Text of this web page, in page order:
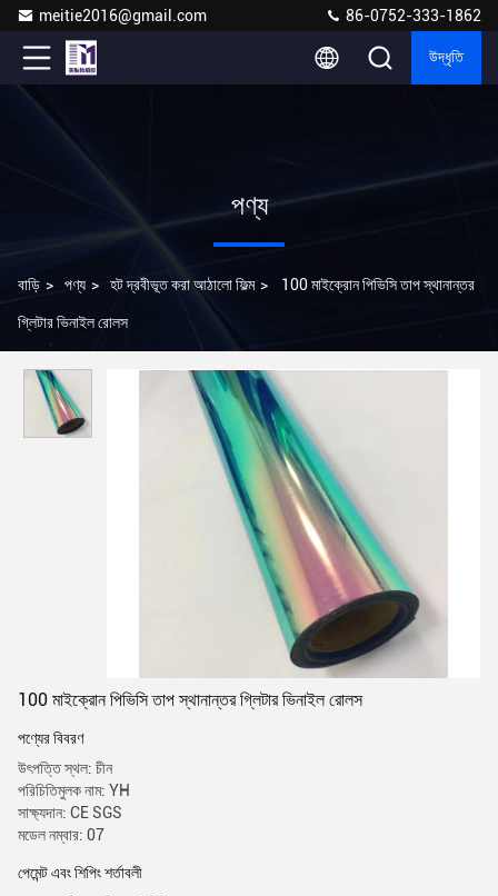
meitie2016@gmail.com 86-0752-333-1862
উদ্ধৃতি
পণ্য
বাড়ি > পণ্য > হট দ্রবীভূত করা আঠালো ফিল্ম > 100 মাইক্রোন পিভিসি তাপ স্থানান্তর
গ্লিটার ভিনাইল রোলস
100 মাইক্রোন পিভিসি তাপ স্থানান্তর গ্লিটার ভিনাইল রোলস
পণ্যের বিবরণ
উৎপত্তি স্থল: চীন
পরিচিতিমুলক নাম: YH
সাক্ষ্যদান: CE SGS
মডেল নম্বার: 07
পেমেন্ট এবং শিপিং শর্তাবলী